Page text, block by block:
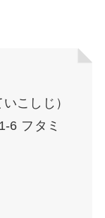
こしじ）
6 フタミ